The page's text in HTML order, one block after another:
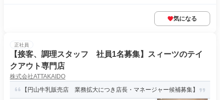
気になる
正社員
【接客、調理スタッフ 社員1名募集】スィーツのテイ
クアウト専門店
株式会社ATTAKAIDO
【円山牛乳販売店 業務拡大につき店長・マネージャー候補募集】